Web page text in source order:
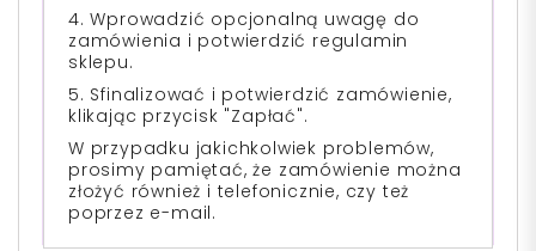
4. Wprowadzić opcjonalną uwagę do
zamówienia i potwierdzić regulamin
sklepu.
5. Sfinalizować i potwierdzić zamówienie,
klikając przycisk "Zapłać".
W przypadku jakichkolwiek problemów,
prosimy pamiętać, że zamówienie można
złożyć również i telefonicznie, czy też
poprzez e-mail.